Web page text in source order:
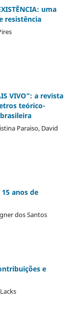
uma
resistência
VIVO”: a revista
teórico-
Paraiso, David
15 anos de
dos Santos
e